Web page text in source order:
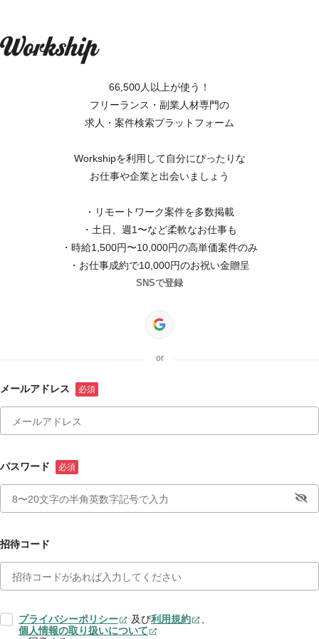
66,500人以上が使う！
フリーランス・副業人材専門の
求人・案件検索プラットフォーム
Workshipを利用して自分にぴったりな
お仕事や企業と出会いましょう
・リモートワーク案件を多数掲載
・土日、週1〜など柔軟なお仕事も
・時給1,500円〜10,000円の高単価案件のみ
・お仕事成約で10,000円のお祝い金贈呈
SNSで登録
or
メールアドレス
パスワード
招待コード
プライバシーポリシー 及び利用規約
、
個人情報の取り扱いについて